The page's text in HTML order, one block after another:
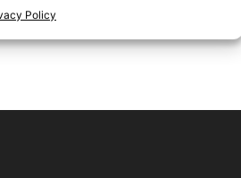
Policy